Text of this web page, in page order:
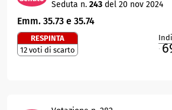
Seduta n. 243 del 20 nov 2024
Emm. 35.73 e 35.74
RESPINTA
12 voti di scarto